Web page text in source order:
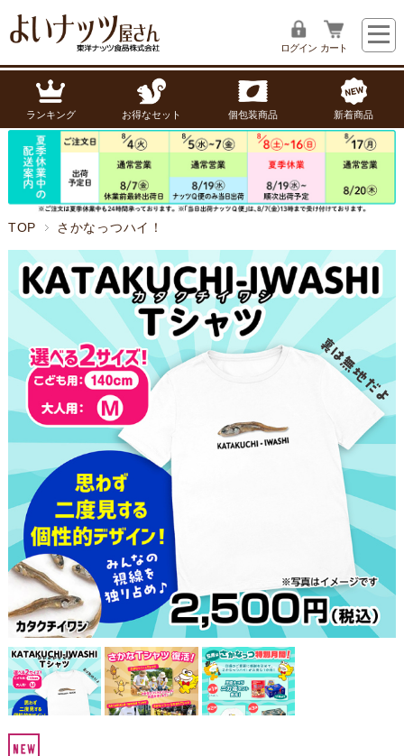
ログイン カート
ランキング お得なセット 個包装商品 新着商品
TOP さかなっつハイ！